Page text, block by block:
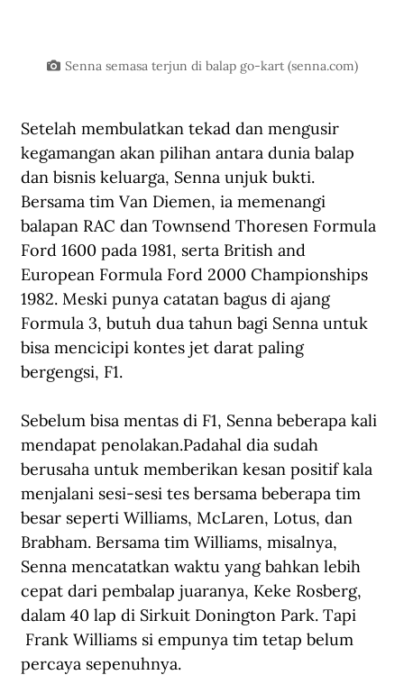
Senna semasa terjun di balap go-kart (senna.com)
Setelah membulatkan tekad dan mengusir
kegamangan akan pilihan antara dunia balap
dan bisnis keluarga, Senna unjuk bukti.
Bersama tim Van Diemen, ia memenangi
balapan RAC dan Townsend Thoresen Formula
Ford 1600 pada 1981, serta British and
European Formula Ford 2000 Championships
1982. Meski punya catatan bagus di ajang
Formula 3, butuh dua tahun bagi Senna untuk
bisa mencicipi kontes jet darat paling
bergengsi, F1.
Sebelum bisa mentas di F1, Senna beberapa kali
mendapat penolakan.Padahal dia sudah
berusaha untuk memberikan kesan positif kala
menjalani sesi-sesi tes bersama beberapa tim
besar seperti Williams, McLaren, Lotus, dan
Brabham. Bersama tim Williams, misalnya,
Senna mencatatkan waktu yang bahkan lebih
cepat dari pembalap juaranya, Keke Rosberg,
dalam 40 lap di Sirkuit Donington Park. Tapi
Frank Williams si empunya tim tetap belum
percaya sepenuhnya.